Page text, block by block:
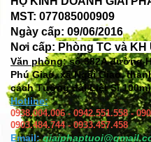
MST: 077085000909
Ngày cấp: 09/06/2016
Nơi cấp: Phòng TC và
Văn phòng: số382A đường
Phú Giao, xã Ngãi Giao,
cách Tượng đài Liệt Sĩ 100m)
Hotline:
0938.004.006 - 0942.551.558 -
0903.484.744 - 0933.457.458
Email: